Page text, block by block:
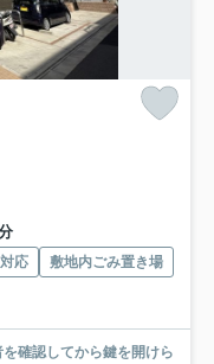
応
敷地内ごみ置き場
確認してから鍵を開けら